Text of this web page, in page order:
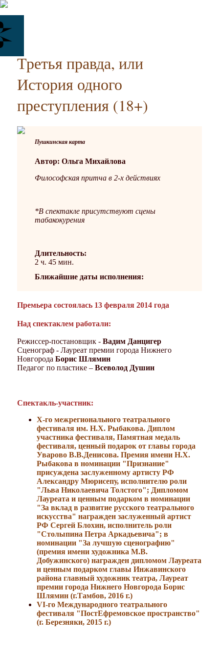
Третья правда, или
История одного
преступления (18+)
Пушкинская карта
Автор: Ольга Михайлова
Философская притча в 2-х действиях
*В спектакле присутствуют сцены
табакокурения
Длительность:
2 ч. 45 мин.
Ближайшие даты исполнения:
Премьера состоялась 13 февраля 2014 года
Над спектаклем работали:
Режиссер-постановщик - Вадим Данцигер
Сценограф - Лауреат премии города Нижнего
Новгорода Борис Шлямин
Педагог по пластике – Всеволод Душин
Спектакль-участник:
Х-го межрегионального театрального
фестиваля им. Н.Х. Рыбакова. Диплом
участника фестиваля, Памятная медаль
фестиваля, ценный подарок от главы города
Уварово В.В.Денисова. Премия имени Н.Х.
Рыбакова в номинации "Признание"
присуждена заслуженному артисту РФ
Александру Мюрисепу, исполнителю роли
"Льва Николаевича Толстого"; Дипломом
Лауреата и ценным подарком в номинации
"За вклад в развитие русского театрального
искусства" награжден заслуженный артист
РФ Сергей Блохин, исполнитель роли
"Столыпина Петра Аркадьевича"; в
номинации "За лучшую сценографию"
(премия имени художника М.В.
Добужинского) награжден дипломом Лауреата
и ценным подарком главы Инжавинского
района главный художник театра, Лауреат
премии города Нижнего Новгорода Борис
Шлямин (г.Тамбов, 2016 г.)
VI-го Международного театрального
фестиваля "ПостЕфремовское пространство"
(г. Березняки, 2015 г.)